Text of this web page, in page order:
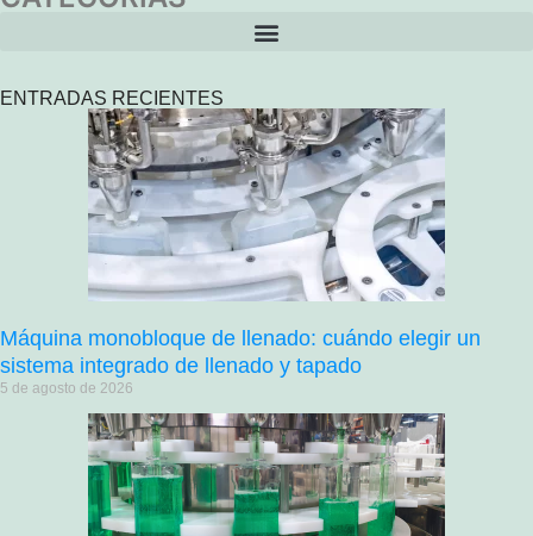
ENTRADAS RECIENTES
Máquina monobloque de llenado: cuándo elegir un
sistema integrado de llenado y tapado
5 de agosto de 2026